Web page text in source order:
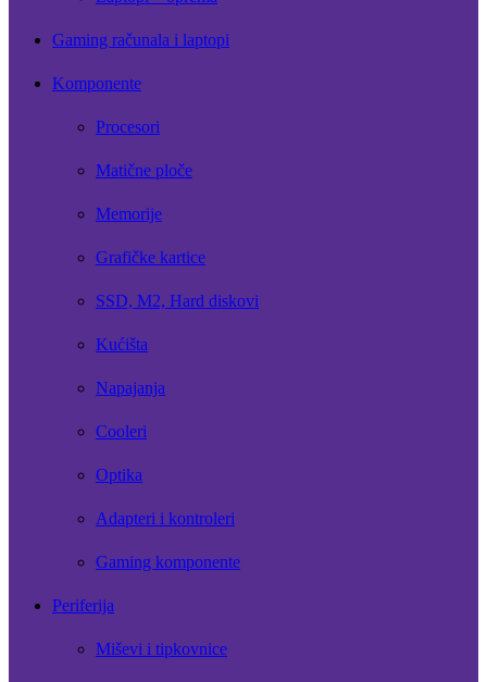
Gaming računala i laptopi
Komponente
Procesori
Matične ploče
Memorije
Grafičke kartice
SSD, M2, Hard diskovi
Kućišta
Napajanja
Cooleri
Optika
Adapteri i kontroleri
Gaming komponente
Periferija
Miševi i tipkovnice